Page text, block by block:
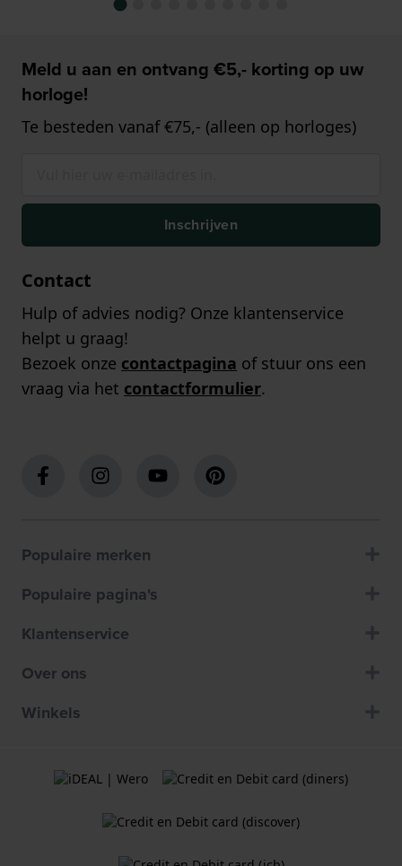
Meld u aan en ontvang €5,- korting op uw
horloge!
Te besteden vanaf €75,- (alleen op horloges)
Inschrijven
Contact
Hulp of advies nodig? Onze klantenservice
helpt u graag!
Bezoek onze contactpagina of stuur ons een
vraag via het contactformulier.
Populaire merken
Populaire pagina's
Klantenservice
Over ons
Winkels